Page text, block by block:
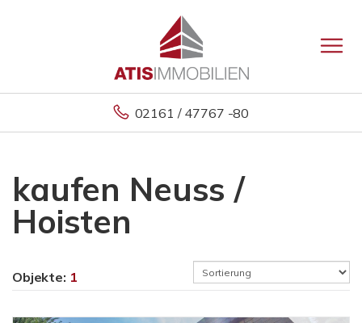
02161 / 47767 -80
kaufen Neuss /
Hoisten
Objekte: 1